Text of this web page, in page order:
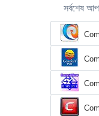
সর্বশেষ